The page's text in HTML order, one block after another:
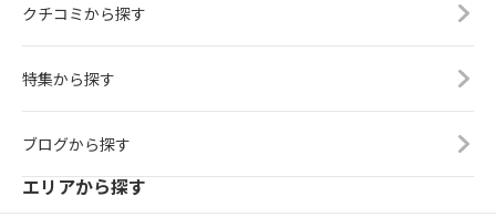
クチコミから探す
特集から探す
ブログから探す
エリアから探す